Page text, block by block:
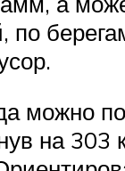
по
можно
на 303